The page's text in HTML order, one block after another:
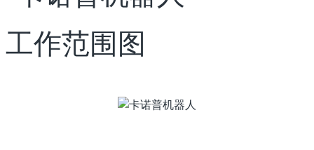
工作范围图